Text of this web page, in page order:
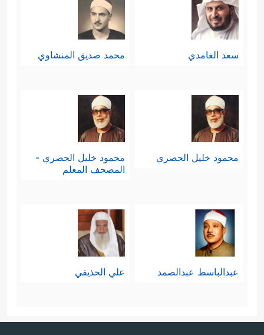
سعد الغامدي محمد صديق المنشاوي
محمود خليل الحصري
محمود خليل الحصري -
المصحف المعلم
عبدالباسط عبدالصمد علي الحذيفي